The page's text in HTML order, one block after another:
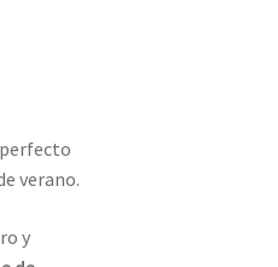
verano.
y